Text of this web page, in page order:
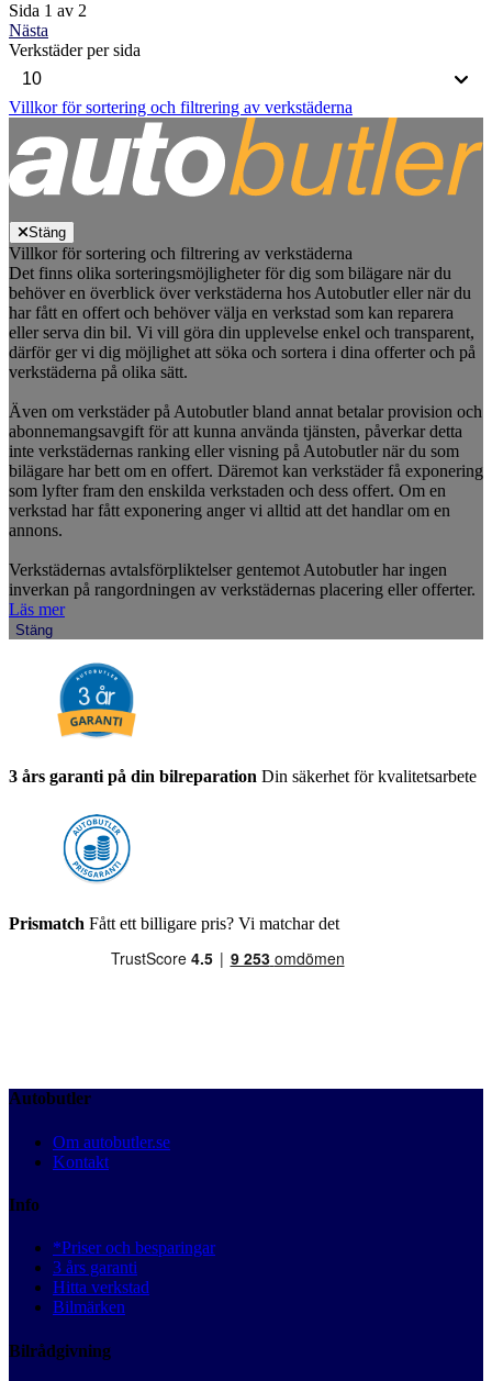
Sida 1 av 2
Nästa
Verkstäder per sida
Villkor för sortering och filtrering av verkstäderna
Stäng
Villkor för sortering och filtrering av verkstäderna
Det finns olika sorteringsmöjligheter för dig som bilägare när du
behöver en överblick över verkstäderna hos Autobutler eller när du
har fått en offert och behöver välja en verkstad som kan reparera
eller serva din bil. Vi vill göra din upplevelse enkel och transparent,
därför ger vi dig möjlighet att söka och sortera i dina offerter och på
verkstäderna på olika sätt.
Även om verkstäder på Autobutler bland annat betalar provision och
abonnemangsavgift för att kunna använda tjänsten, påverkar detta
inte verkstädernas ranking eller visning på Autobutler när du som
bilägare har bett om en offert. Däremot kan verkstäder få exponering
som lyfter fram den enskilda verkstaden och dess offert. Om en
verkstad har fått exponering anger vi alltid att det handlar om en
annons.
Verkstädernas avtalsförpliktelser gentemot Autobutler har ingen
inverkan på rangordningen av verkstädernas placering eller offerter.
Läs mer
Stäng
3 års garanti på din bilreparation Din säkerhet för kvalitetsarbete
Prismatch Fått ett billigare pris? Vi matchar det
Autobutler
Om autobutler.se
Kontakt
Info
*Priser och besparingar
3 års garanti
Hitta verkstad
Bilmärken
Bilrådgivning